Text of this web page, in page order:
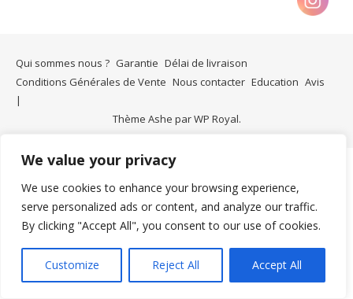
We value your privacy
We use cookies to enhance your browsing experience,
serve personalized ads or content, and analyze our traffic.
By clicking "Accept All", you consent to our use of cookies.
Customize Reject All Accept All
Qui sommes nous ? Garantie Délai de livraison
Conditions Générales de Vente Nous contacter Education Avis
Thème Ashe parWP Royal.